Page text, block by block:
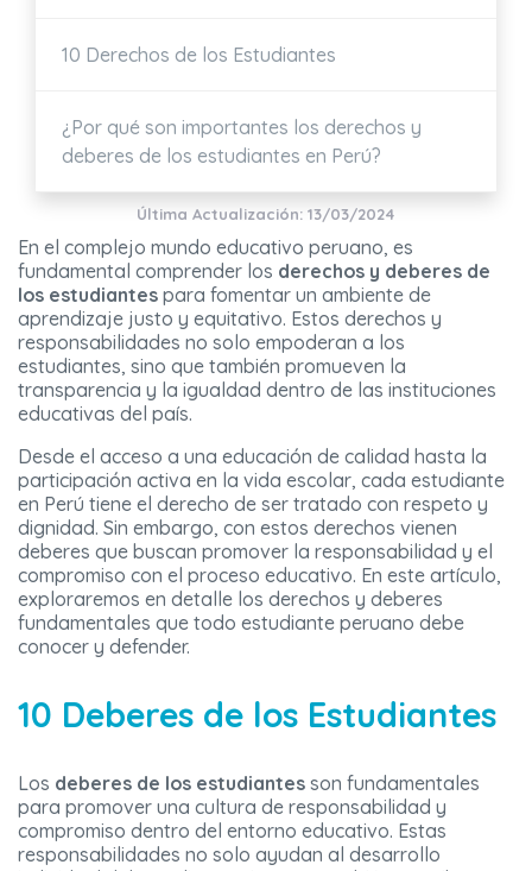
10 Derechos de los Estudiantes
¿Por qué son importantes los derechos y
deberes de los estudiantes en Perú?
Última Actualización: 13/03/2024
En el complejo mundo educativo peruano, es
fundamental comprender los derechos y deberes de
los estudiantes para fomentar un ambiente de
aprendizaje justo y equitativo. Estos derechos y
responsabilidades no solo empoderan a los
estudiantes, sino que también promueven la
transparencia y la igualdad dentro de las instituciones
educativas del país.
Desde el acceso a una educación de calidad hasta la
participación activa en la vida escolar, cada estudiante
en Perú tiene el derecho de ser tratado con respeto y
dignidad. Sin embargo, con estos derechos vienen
deberes que buscan promover la responsabilidad y el
compromiso con el proceso educativo. En este artículo,
exploraremos en detalle los derechos y deberes
fundamentales que todo estudiante peruano debe
conocer y defender.
10 Deberes de los Estudiantes
Los deberes de los estudiantes son fundamentales
para promover una cultura de responsabilidad y
compromiso dentro del entorno educativo. Estas
responsabilidades no solo ayudan al desarrollo